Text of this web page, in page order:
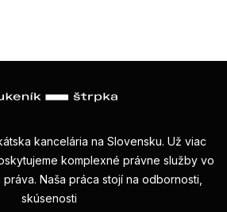
kancelária na Slovensku. Už viac
komplexné právne služby vo
Naša práca stojí na odbornosti,
skúsenosti